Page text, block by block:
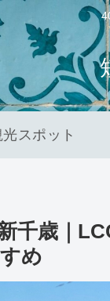
光スポット
千歳｜
め